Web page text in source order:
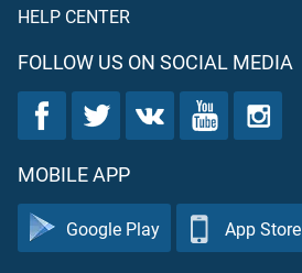
HELP CENTER
FOLLOW US ON SOCIAL MEDIA
MOBILE APP
Google Play App Store